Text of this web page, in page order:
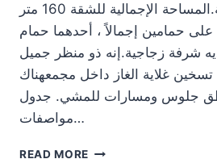
نوم وغرفة معيشة.المساحة الإجمالية للشقة 160 متر
حمامين إجمالاً ، أحدهما حمام
شرفة زجاجية.إنه ذو منظر جميل
غلاية الغاز داخل مجمعهناك
جلوس ومسارات للمشي. جدول
مواصفات…
READ MORE شقق